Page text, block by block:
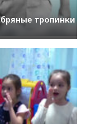
тропинки